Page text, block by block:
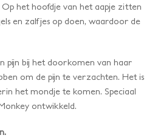
het hoofdje van het aapje zitten
en zalfjes op doen, waardoor de
pijn bij het doorkomen van haar
om de pijn te verzachten. Het is
het mondje te komen. Speciaal
ontwikkeld.